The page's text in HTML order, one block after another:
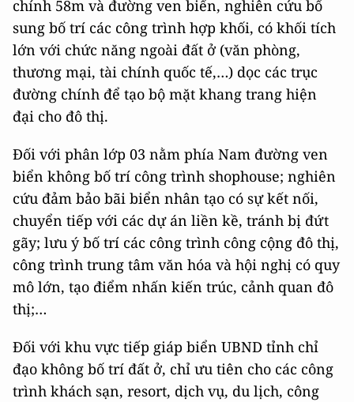
chính 58m và đường ven biển, nghiên cứu bổ
sung bố trí các công trình hợp khối, có khối tích
lớn với chức năng ngoài đất ở (văn phòng,
thương mại, tài chính quốc tế,…) dọc các trục
đường chính để tạo bộ mặt khang trang hiện
đại cho đô thị.
Đối với phân lớp 03 nằm phía Nam đường ven
biển không bố trí công trình shophouse; nghiên
cứu đảm bảo bãi biển nhân tạo có sự kết nối,
chuyển tiếp với các dự án liền kề, tránh bị đứt
gãy; lưu ý bố trí các công trình công cộng đô thị,
công trình trung tâm văn hóa và hội nghị có quy
mô lớn, tạo điểm nhấn kiến trúc, cảnh quan đô
thị;…
Đối với khu vực tiếp giáp biển UBND tỉnh chỉ
đạo không bố trí đất ở, chỉ ưu tiên cho các công
trình khách sạn, resort, dịch vụ, du lịch, công